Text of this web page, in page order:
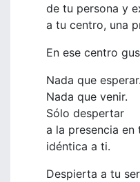
de tu persona y
a tu centro, una
En ese centro
Nada que esperar.
Nada que venir.
Sólo despertar
a la presencia en
idéntica a ti.
Despierta a tu ser